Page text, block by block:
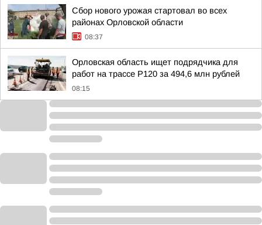
Сбор нового урожая стартовал во всех
районах Орловской области
08:37
Орловская область ищет подрядчика для
работ на трассе Р120 за 494,6 млн рублей
08:15